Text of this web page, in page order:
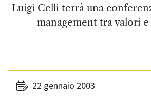
Luigi Celli terrà una
management tra valori
22 gennaio 2003